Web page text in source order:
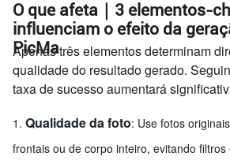
O que afeta｜3 elementos-
influenciam o efeito da
PicMa
Apenas três elementos determinam
qualidade do resultado gerado.
taxa de sucesso aumentará
Qualidade da foto: Use fotos
frontais ou de corpo inteiro, evitando